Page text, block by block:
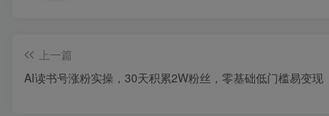
上一篇
AI读书号涨粉实操，30天积累2W粉丝，零基础低门槛易变现